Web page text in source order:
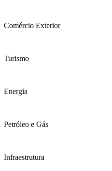
Comércio Exterior
Turismo
Energia
Petróleo e Gás
Infraestrutura